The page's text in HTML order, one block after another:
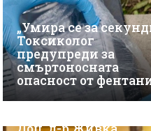
„Умира се за
Токсиколог
предупреди за
смъртоносната
опасност от